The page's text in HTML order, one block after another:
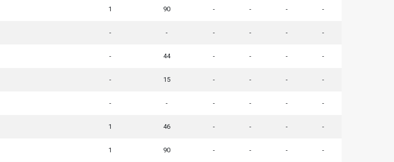
1 90 - - - -
- - - - - -
- 44 - - - -
- 15 - - - -
- - - - - -
1 46 - - - -
1 90 - - - -